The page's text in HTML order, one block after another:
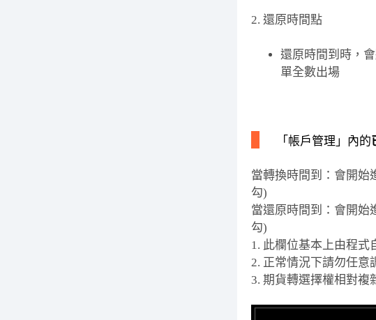
2. 還原時間點
還原時間到時，
單全數出場
「帳戶管理」內的
當轉換時間到：會開始
勾)
當還原時間到：會開始
勾)
1. 此欄位基本上由程
2. 正常情況下請勿任意
3. 期貨轉選擇權相對複